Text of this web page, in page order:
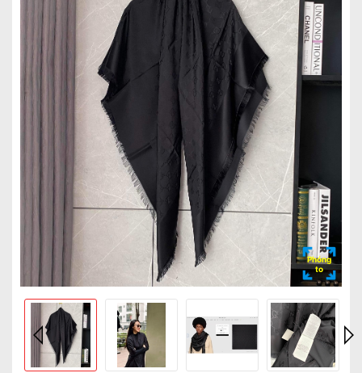
Phóng
to